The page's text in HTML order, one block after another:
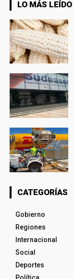
LO MÁS LEÍDO
CATEGORÍAS
Gobierno
Regiones
Internacional
Social
Deportes